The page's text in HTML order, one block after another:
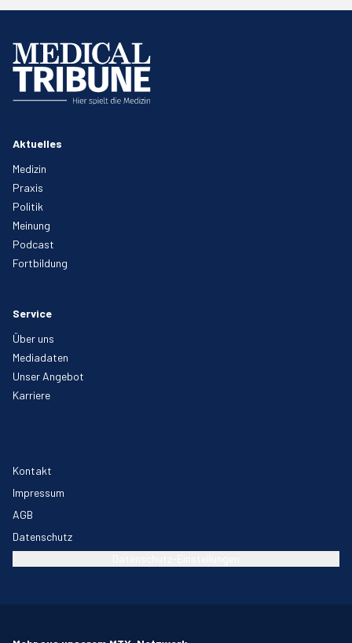
Aktuelles
Medizin
Praxis
Politik
Meinung
Podcast
Fortbildung
Service
Über uns
Mediadaten
Unser Angebot
Karriere
Kontakt
Impressum
AGB
Datenschutz